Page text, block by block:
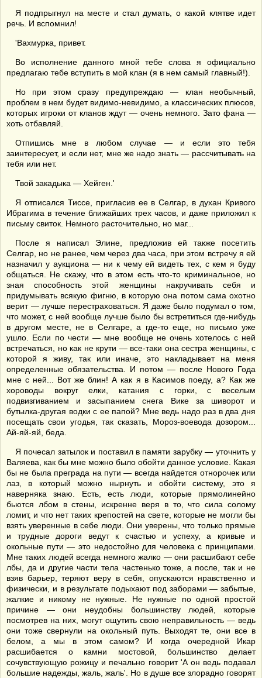
Я подпрыгнул на месте и стал думать, о какой клятве идет
речь. И вспомнил!
'Вахмурка, привет.
Во исполнение данного мной тебе слова я официально
предлагаю тебе вступить в мой клан (я в нем самый главный!).
Но при этом сразу предупреждаю — клан необычный,
проблем в нем будет видимо-невидимо, а классических плюсов,
которых игроки от кланов ждут — очень немного. Зато фана —
хоть отбавляй.
Отпишись мне в любом случае — и если это тебя
заинтересует, и если нет, мне же надо знать — рассчитывать на
тебя или нет.
Твой закадыка — Хейген.'
Я отписался Тиссе, пригласив ее в Селгар, в духан Кривого
Ибрагима в течение ближайших трех часов, и даже приложил к
письму свиток. Немного расточительно, но маг...
После я написал Элине, предложив ей также посетить
Селгар, но не ранее, чем через два часа, при этом встречу я ей
назначил у аукциона — ни к чему ей видеть тех, с кем я буду
общаться. Не скажу, что в этом есть что-то криминальное, но
зная способность этой женщины накручивать себя и
придумывать всякую фигню, в которую она потом сама охотно
верит — лучше перестраховаться. Я даже было подумал о том,
что может, с ней вообще лучше было бы встретиться где-нибудь
в другом месте, не в Селгаре, а где-то еще, но письмо уже
ушло. Если по чести — мне вообще не очень хотелось с ней
встречаться, но как не крути — все-таки она сестра женщины, с
которой я живу, так или иначе, это накладывает на меня
определенные обязательства. И потом — после Нового Года
мне с ней... Вот же блин! А как я в Касимов поеду, а? Как же
хороводы вокруг елки, катания с горки, с веселым
подвизгиванием и засыпанием снега Вике за шиворот и
бутылка-другая водки с ее папой? Мне ведь надо раз в два дня
посещать свои угодья, так сказать, Мороз-воевода дозором...
Ай-яй-яй, беда.
Я почесал затылок и поставил в памяти зарубку — уточнить у
Валяева, как бы мне можно было обойти данное условие. Какая
бы не была преграда на пути — всегда найдется отнорочек или
лаз, в который можно нырнуть и обойти систему, это я
наверняка знаю. Есть, есть люди, которые прямолинейно
бьются лбом в стены, искренне веря в то, что сила солому
ломит, и что нет таких крепостей на свете, которые не могли бы
взять уверенные в себе люди. Они уверены, что только прямые
и трудные дороги ведут к счастью и успеху, а кривые и
окольные пути — это недостойно для человека с принципами.
Мне таких людей всегда немного жалко — они расшибают себе
лбы, да и другие части тела частенько тоже, а после, так и не
взяв барьер, теряют веру в себя, опускаются нравственно и
физически, и в результате подыхают под заборами — забытые,
жалкие и никому не нужные. Не нужные по одной простой
причине — они неудобны большинству людей, которые
посмотрев на них, могут ощутить свою неправильность — ведь
они тоже свернули на окольный путь. Выходят те, они все в
белом, а мы в этом самом? И когда очередной Икар
расшибается о камни мостовой, большинство делает
сочувствующую рожицу и печально говорит 'А он ведь подавал
большие надежды, жаль, жаль'. Но в душе все злорадно говорят